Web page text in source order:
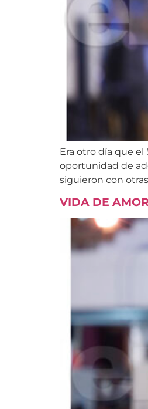
Era otro día que
oportunidad de
siguieron con
VIDA DE AMOR